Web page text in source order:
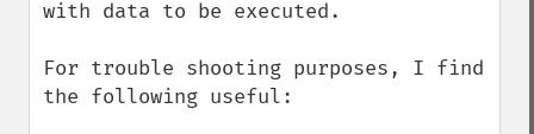
with data to be executed.
For trouble shooting purposes, I find
the following useful: